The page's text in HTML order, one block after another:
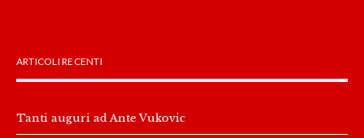
ARTICOLI RECENTI
Tanti auguri ad Ante Vukovic